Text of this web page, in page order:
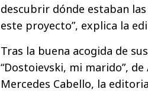
descubrir dónde estaban
este proyecto”, explica la
Tras la buena acogida de
“Dostoievski, mi marido”, de
Mercedes Cabello, la